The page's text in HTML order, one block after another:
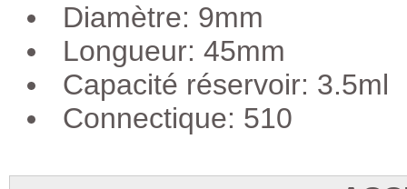
Diamètre: 9mm
Longueur: 45mm
Capacité réservoir: 3.5ml
Connectique: 510